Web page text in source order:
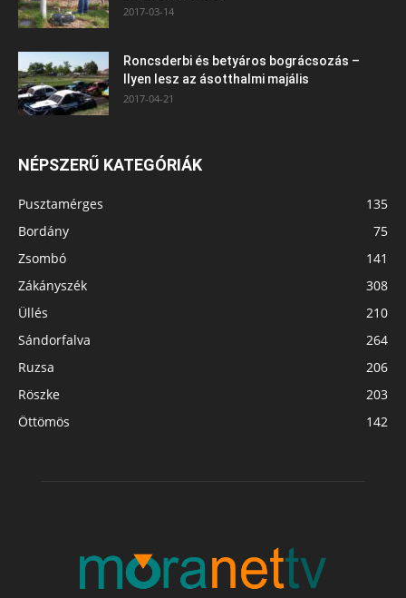
2017-03-14
Roncsderbi és betyáros bográcsozás –
Ilyen lesz az ásotthalmi majális
2017-04-21
NÉPSZERŰ KATEGÓRIÁK
Pusztamérges
135
Bordány
75
Zsombó
141
Zákányszék
308
Üllés
210
Sándorfalva
264
Ruzsa
206
Röszke
203
Öttömös
142